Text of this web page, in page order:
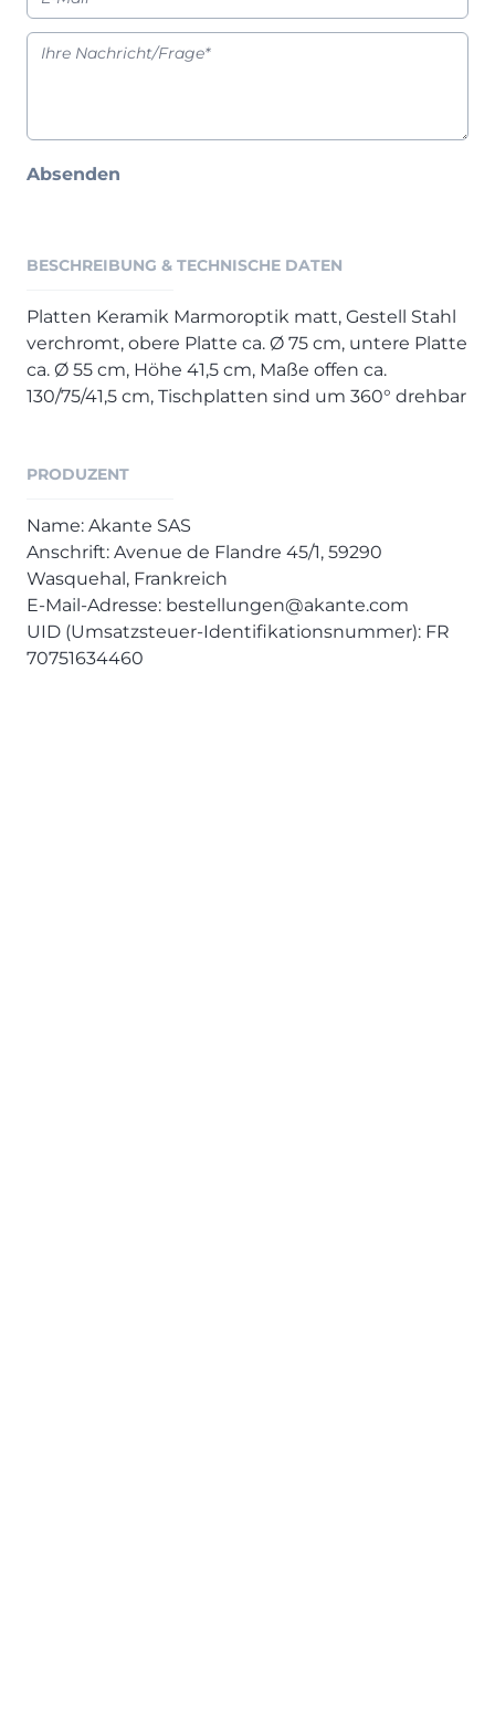
Spiegel
ALLES ANZEIGEN
PROSPEKTE & KATALOGE
XOOON Lookbook
Casada - Wohnträume erfüllen
SALE
Beratungstermin vereinbaren
Auftragsstatus anfordern
Absenden
BESCHREIBUNG & TECHNISCHE DATEN
Platten Keramik Marmoroptik matt, Gestell Stahl
verchromt, obere Platte ca. Ø 75 cm, untere Platte
ca. Ø 55 cm, Höhe 41,5 cm, Maße offen ca.
130/75/41,5 cm, Tischplatten sind um 360° drehbar
PRODUZENT
Name: Akante SAS
Anschrift: Avenue de Flandre 45/1, 59290
Wasquehal, Frankreich
E-Mail-Adresse: bestellungen@akante.com
UID (Umsatzsteuer-Identifikationsnummer): FR
70751634460